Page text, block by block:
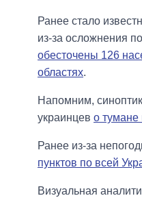
Ранее стало
из-за осложнения
обесточены 126
областях.
Напомним,
украинцев о тумане
Ранее из-за
пунктов по всей
Визуальная